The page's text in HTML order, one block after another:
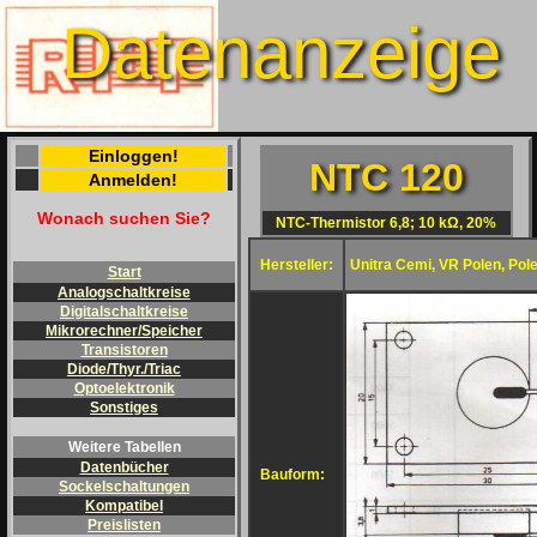
Datenanzeige
Einloggen!
Anmelden!
Wonach suchen Sie?
Start
Analogschaltkreise
Digitalschaltkreise
Mikrorechner/Speicher
Transistoren
Diode/Thyr./Triac
Optoelektronik
Sonstiges
Weitere Tabellen
Datenbücher
Sockelschaltungen
Kompatibel
Preislisten
NTC 120
NTC-Thermistor 6,8; 10 kΩ, 20%
Hersteller: Unitra Cemi, VR Polen,
Bauform: